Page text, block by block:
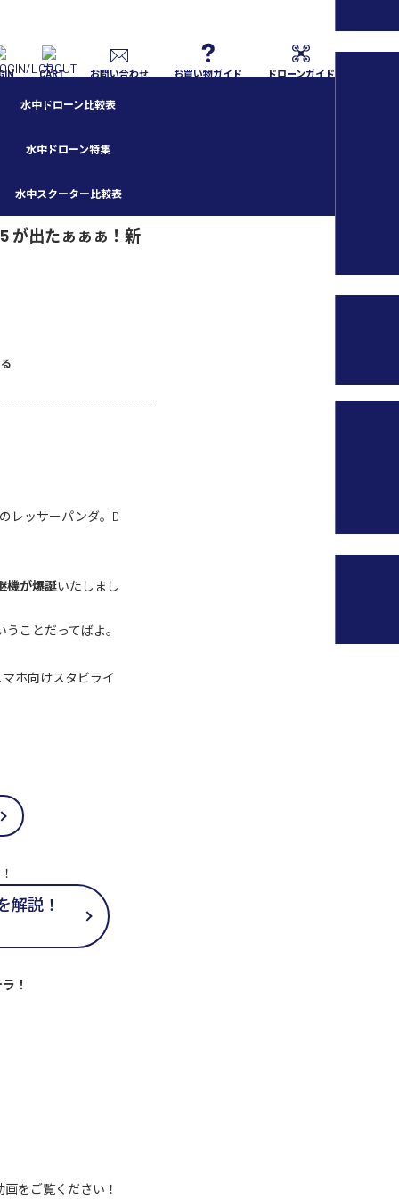
CART お問い合わせ お買い物ガイド ドローンガイド
水中ドローン比較表
水中ドローン特集
水中スクーター比較表
が出たぁぁぁ！新
レッサーパンダ。D
機が爆誕いたしまし
ことだってばよ。
ホ向けスタビライ
解説！
！
をご覧ください！